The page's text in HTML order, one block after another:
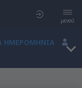
μενού
ΗΜΕΡΟΜΗΝΊΑ